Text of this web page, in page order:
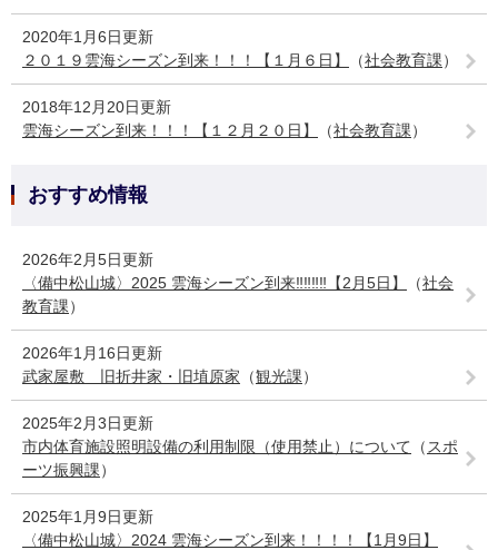
2020年1月6日更新
２０１９雲海シーズン到来！！！【１月６日】
（社会教育課）
2018年12月20日更新
雲海シーズン到来！！！【１２月２０日】
（社会教育課）
おすすめ情報
2026年2月5日更新
〈備中松山城〉2025 雲海シーズン到来‼‼‼‼【2月5日】
（社会
教育課）
2026年1月16日更新
武家屋敷 旧折井家・旧埴原家 （観光課）
2025年2月3日更新
市内体育施設照明設備の利用制限（使用禁止）について （ スポ
ーツ振興課）
2025年1月9日更新
〈備中松山城〉2024 雲海シーズン到来！！！！【1月9日】